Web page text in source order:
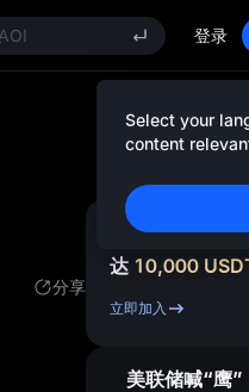
8.10 科创板申购
解禁不跌反涨
8.10 科创板申购
登录
Select your
content
分享
注册 & 获得高
达 10,000
立即加入
美联储喊“鹰